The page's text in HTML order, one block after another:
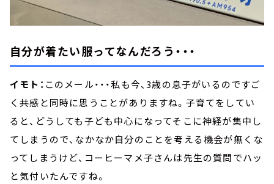
自分が着たい服ってなんだろう・・・
イモト： このメール・・・私も今、3歳の息子がいるのですご
く共感と同時に思うことがありますね。子育てをしてい
ると、どうしても子ども中心になってそこに神経が集中し
てしまうので、なかなか自分のことを考える機会が無くな
ってしまうけど、コーヒーマメ子さんは先生の質問でハッ
と気付いたんですね。